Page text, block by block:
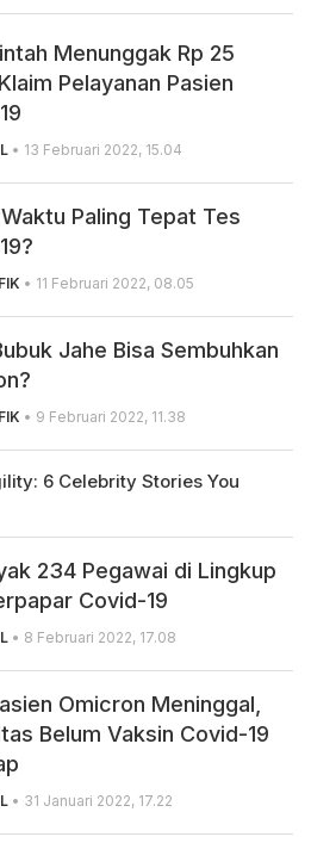
Menunggak Rp 25
Pelayanan Pasien
• 13 Februari 2022, 15.04
Paling Tepat Tes
• 11 Februari 2022, 08.05
Jahe Bisa Sembuhkan
• 9 Februari 2022, 11.38
234 Pegawai di Lingkup
Covid-19
• 8 Februari 2022, 17.08
Omicron Meninggal,
Belum Vaksin Covid-19
• 31 Januari 2022, 17.22